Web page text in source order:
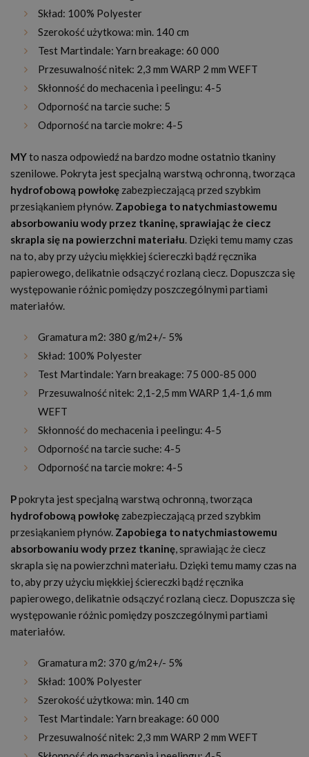
Skład: 100% Polyester
Szerokość użytkowa: min. 140 cm
Test Martindale: Yarn breakage: 60 000
Przesuwalność nitek: 2,3 mm WARP 2 mm WEFT
Skłonność do mechacenia i peelingu: 4-5
Odporność na tarcie suche: 5
Odporność na tarcie mokre: 4-5
MYto nasza odpowiedź na bardzo modne ostatnio tkaniny
szenilowe. Pokryta jest specjalną warstwą ochronną, tworząca
hydrofobową powłokę zabezpieczającą przed szybkim
przesiąkaniem płynów. Zapobiega to natychmiastowemu
absorbowaniu wody przez tkaninę, sprawiając że ciecz
skrapla się na powierzchni materiału. Dzięki temu mamy czas
na to, aby przy użyciu miękkiej ściereczki bądź ręcznika
papierowego, delikatnie odsączyć rozlaną ciecz. Dopuszcza się
występowanie różnic pomiędzy poszczególnymi partiami
materiałów.
Gramatura m2: 380 g/m2+/- 5%
Skład: 100% Polyester
Test Martindale: Yarn breakage: 75 000-85 000
Przesuwalność nitek: 2,1-2,5 mm WARP 1,4-1,6 mm
WEFT
Skłonność do mechacenia i peelingu: 4-5
Odporność na tarcie suche: 4-5
Odporność na tarcie mokre: 4-5
Ppokryta jest specjalną warstwą ochronną, tworząca
hydrofobową powłokę zabezpieczającą przed szybkim
przesiąkaniem płynów. Zapobiega to natychmiastowemu
absorbowaniu wody przez tkaninę, sprawiając że ciecz
skrapla się na powierzchni materiału. Dzięki temu mamy czas na
to, aby przy użyciu miękkiej ściereczki bądź ręcznika
papierowego, delikatnie odsączyć rozlaną ciecz. Dopuszcza się
występowanie różnic pomiędzy poszczególnymi partiami
materiałów.
Gramatura m2: 370 g/m2+/- 5%
Skład: 100% Polyester
Szerokość użytkowa: min. 140 cm
Test Martindale: Yarn breakage: 60 000
Przesuwalność nitek: 2,3 mm WARP 2 mm WEFT